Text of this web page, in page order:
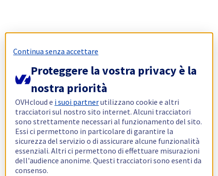
Continua senza accettare
Proteggere la vostra privacy è la
nostra priorità
OVHcloud e i suoi partnerutilizzano cookie e altri
tracciatori sul nostro sito internet. Alcuni tracciatori
sono strettamente necessari al funzionamento del sito.
Essi ci permettono in particolare di garantire la
sicurezza del servizio o di assicurare alcune funzionalità
essenziali. Altri ci permettono di effettuare misurazioni
dell'audience anonime. Questi tracciatori sono esenti da
consenso.